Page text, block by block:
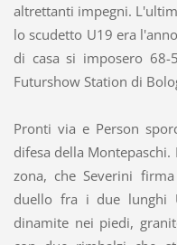
altrettanti impegni.
lo scudetto U19 era
di casa si imposero
Futurshow Station di
Pronti via e Person
difesa della
zona, che Severini
duello fra i due lunghi
dinamite nei piedi,